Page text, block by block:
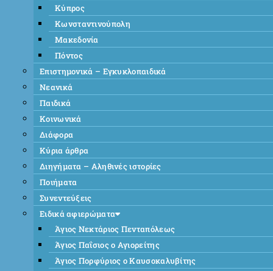
Κύπρος
Κωνσταντινούπολη
Μακεδονία
Πόντος
Επιστημονικά – Εγκυκλοπαιδικά
Νεανικά
Παιδικά
Κοινωνικά
Διάφορα
Κύρια άρθρα
Διηγήματα – Αληθινές ιστορίες
Ποιήματα
Συνεντεύξεις
Ειδικά αφιερώματα
Άγιος Νεκτάριος Πενταπόλεως
Άγιος Παΐσιος ο Αγιορείτης
Άγιος Πορφύριος ο Καυσοκαλυβίτης